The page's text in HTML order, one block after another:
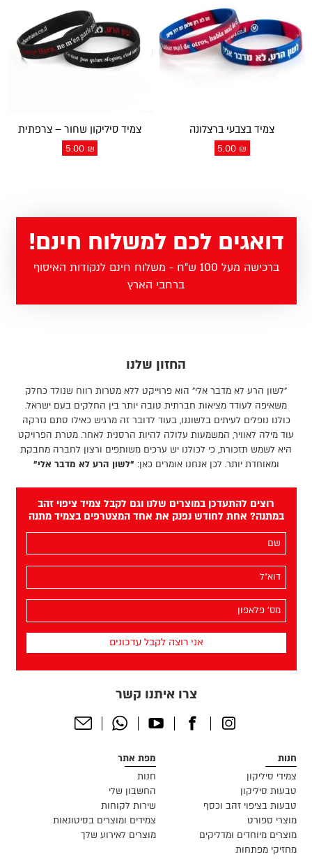
צמיד בצבעי ברצלונה
5.00 ₪
צמיד סיליקון שחור – צרפתית
5.00 ₪
דואגים לכם למשלוח חינם!
ברכישה מעל 100 ש"ח - משלוח חינם לנקודות האיסוף
ברחבי הארץ
החזון שלנו
"לשון הרע לא מדבר אלי" הוא פרוייקט ללא מטרות רווח שנולד כחלק
משאיפה לעודד מציאות חברתית טובה יותר בין החלקים בעם ישראל.
כולנו נופלים לעיתים בלשוננו, בעוד לדובר זה מרגיש כאילו סתם נזרקה
עוד מילה לאוויר, המשמעות עלולה להיות הרסנית לאחר. מטרת הפרויקט
היא לשמש תזכורת, כי לכולנו יש ערכים משותפים ורצון לחברה מחבקת
ומאוחדת יותר. לכן אנחנו אומרים כאן: "לשון הרע לא מדבר אלי"
רוצים להתעדכן במוצרים שלנו וגם לקבל צמיד ציפוי זהב
במתנה? אחת לחודש נפנק את אחד המצטרפים בצמיד מתנה
שלך
שלך
הפלאפון
צרו איתנו קשר
Instagram
Facebook
Youtube
Whatsapp
Send
חנות
צמידי סיליקון
טבעות סיליקון
טבעות בציפוי זהב וכסף
מוצרי ספורט
מוצרים מיוחדים ומדליקים
מחזיקי מפתחות
מפת אתר
חנות
החשבון שלי
שירות לקוחות
צמידים ומוצרים בסיטונאות
מוצרים לאירוע שלך